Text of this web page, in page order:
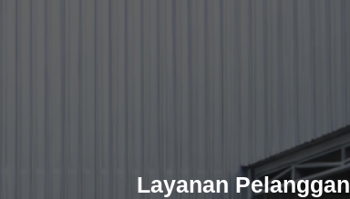
Layanan Pelanggan